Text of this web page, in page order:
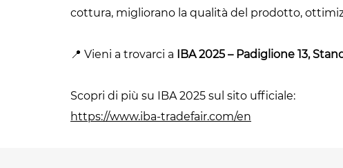
cottura, migliorano la qualità del prodotto,
📍 Vieni a trovarci a IBA 2025 – Padiglione 13,
Scopri di più su IBA 2025 sul sito ufficiale:
https://www.iba-tradefair.com/en